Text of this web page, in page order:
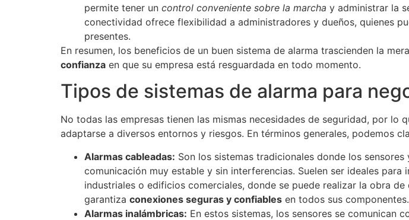
permite tener un control conveniente sobre la marcha y administrar la
conectividad ofrece flexibilidad a administradores y dueños, quienes
presentes.
En resumen, los beneficios de un buen sistema de alarma trascienden la
confianza en que su empresa está resguardada en todo momento.
Tipos de sistemas de alarma para
No todas las empresas tienen las mismas necesidades de seguridad, por lo
adaptarse a diversos entornos y riesgos. En términos generales, podemos
Alarmas cableadas: Son los sistemas tradicionales donde los
comunicación muy estable y sin interferencias. Suelen ser ideales
industriales o edificios comerciales, donde se puede realizar la obra
garantiza conexiones seguras y confiables en todos sus componentes.
Alarmas inalámbricas: En estos sistemas, los sensores se comunican